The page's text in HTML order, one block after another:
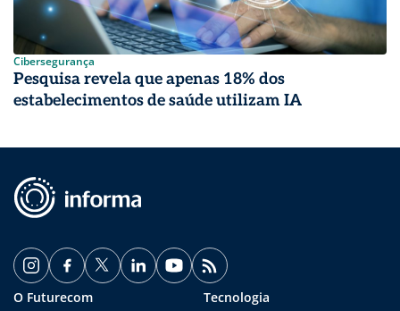
Cibersegurança
Pesquisa revela que apenas 18% dos
estabelecimentos de saúde utilizam IA
O Futurecom Tecnologia